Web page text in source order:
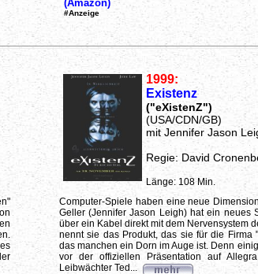
(Amazon)
#Anzeige
1999:
Existenz
("eXistenZ")
(USA/CDN/GB)
mit Jennifer Jason
Regie: David
Länge: 108 Min.
Computer-Spiele haben eine neue
Geller (Jennifer Jason Leigh) hat ein neues
über ein Kabel direkt mit dem Nervensystem
nennt sie das Produkt, das sie für die Firma
das manchen ein Dorn im Auge ist. Denn
vor der offiziellen Präsentation auf
Leibwächter Ted...